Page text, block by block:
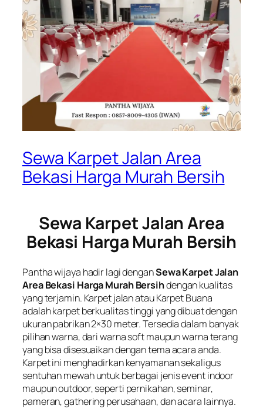
Sewa Karpet Jalan Area
Bekasi Harga Murah Bersih
Sewa Karpet Jalan Area
Bekasi Harga Murah Bersih
Pantha wijaya hadir lagi denganSewa Karpet Jalan
Area Bekasi Harga Murah Bersihdengan kualitas
yang terjamin. Karpet jalan atau Karpet Buana
adalah karpet berkualitas tinggi yang dibuat dengan
ukuran pabrikan 2×30 meter. Tersedia dalam banyak
pilihan warna, dari warna soft maupun warna terang
yang bisa disesuaikan dengan tema acara anda.
Karpet ini menghadirkan kenyamanan sekaligus
sentuhan mewah untuk berbagai jenis event indoor
maupun outdoor, seperti pernikahan, seminar,
pameran, gathering perusahaan, dan acara lainnya.